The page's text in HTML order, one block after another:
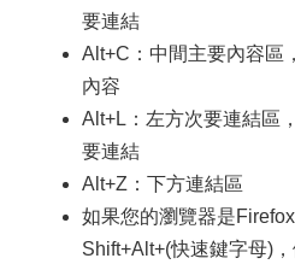
要連結
Alt+C：中間主要內容區
內容
Alt+L：左方次要連結區
要連結
Alt+Z：下方連結區
如果您的瀏覽器是
Shift+Alt+(快速鍵字母)